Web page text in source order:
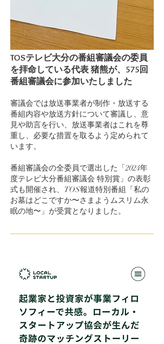
TOSテレビ大分の番組審議会の委員
を拝命している代表 猪熊が、575回
番組審議会に参加いたしました
審議会では放送事業者が制作・放送する
番組内容や放送方針について審議し、意
見や助言を行い、放送事業者はこれを尊
重し、必要な措置を取るよう定められて
います。
番組審議会の全委員で選出した「2024年
度テレビ大分番組審議会 特別賞」の表彰
式も開催され、TOS報道特別番組「私の
お墓はどこですか〜さまようムスリム永
眠の地〜」が受賞となりました。